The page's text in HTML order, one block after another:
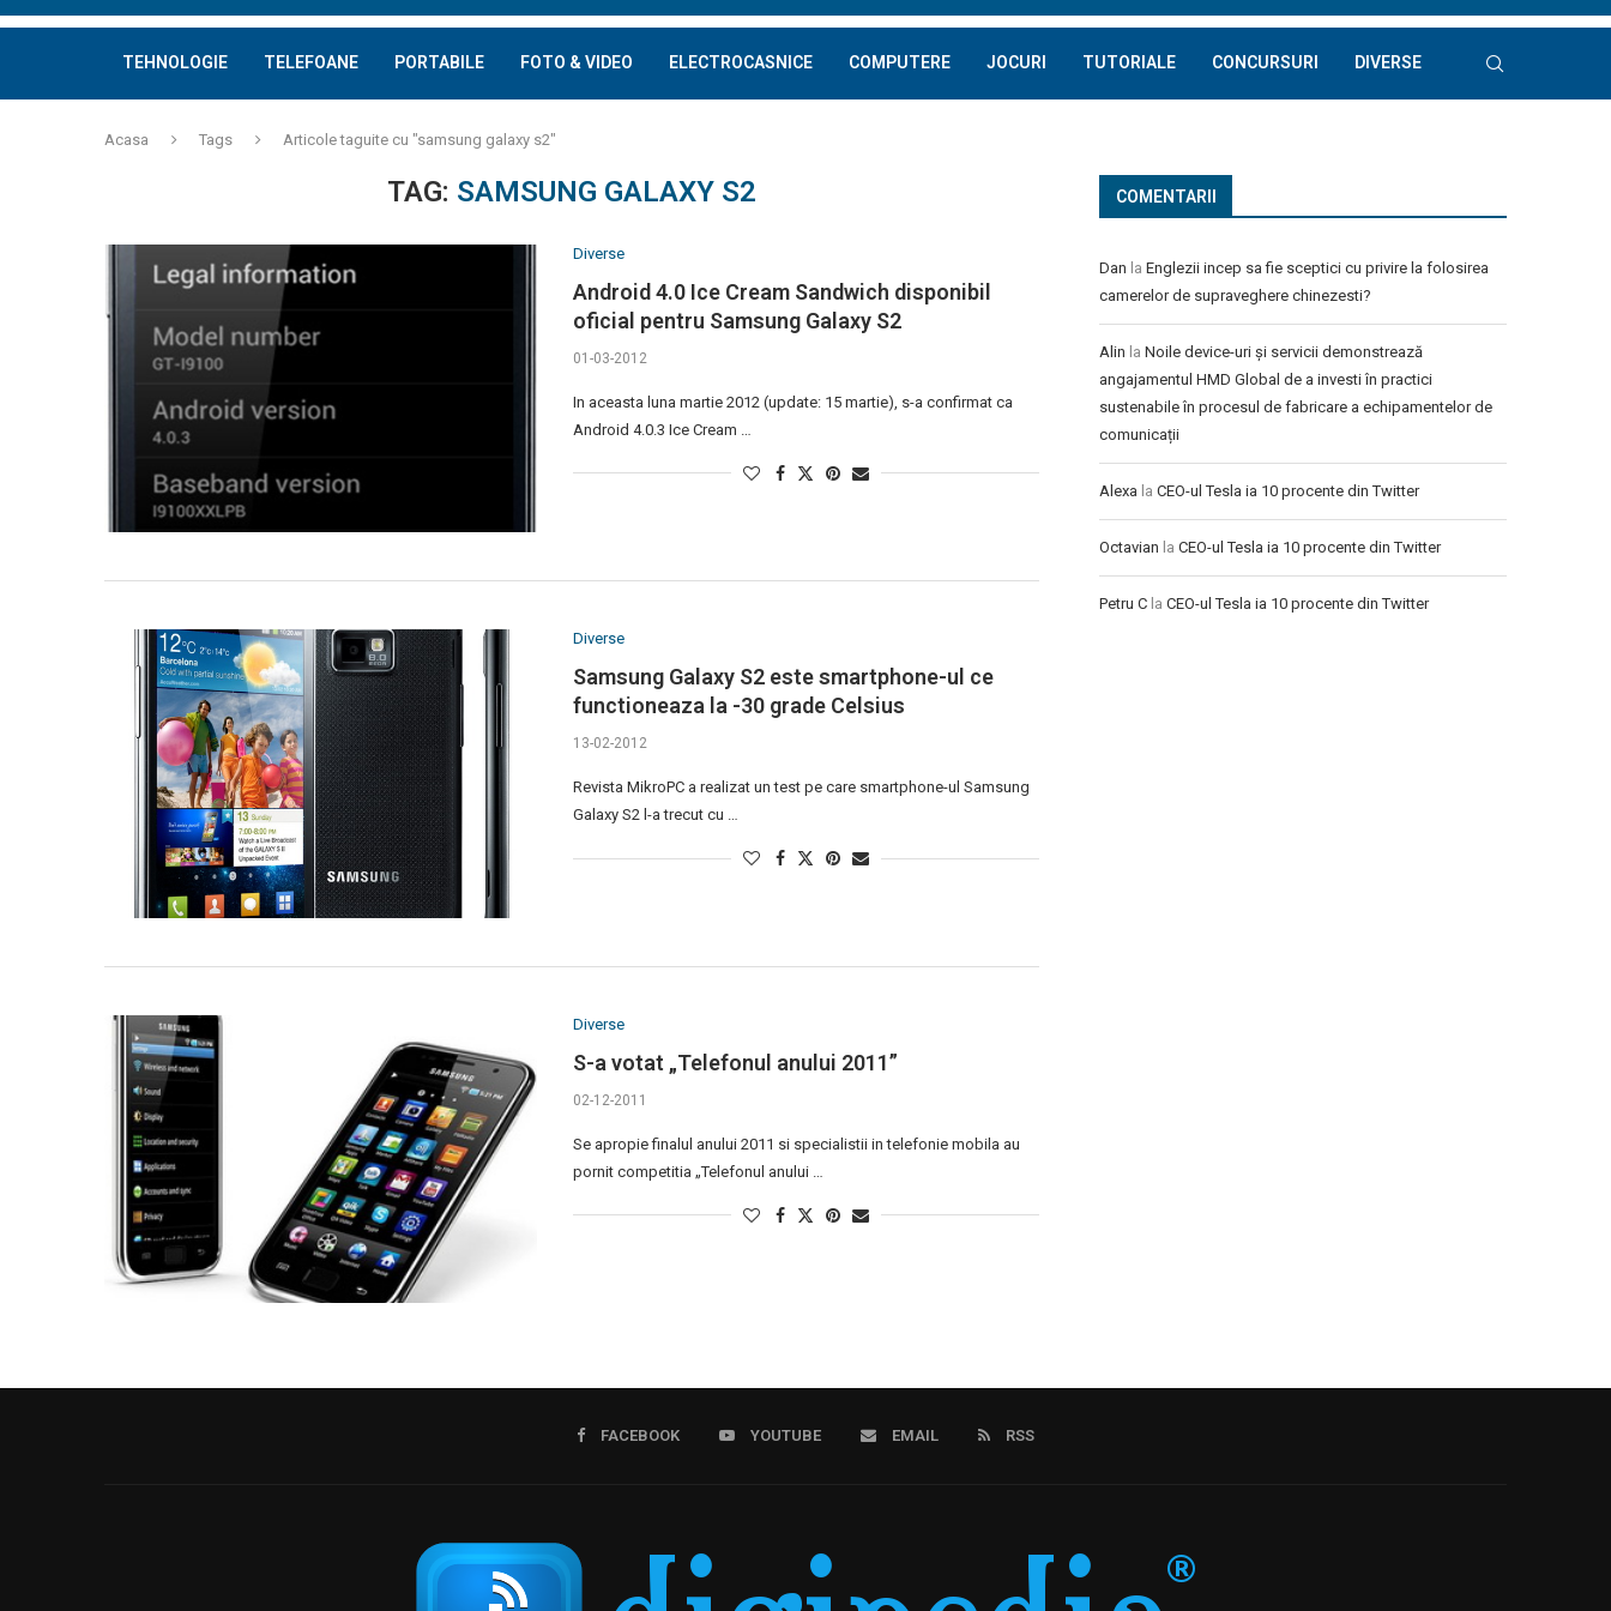
TEHNOLOGIE TELEFOANE PORTABILE FOTO & VIDEO ELECTROCASNICE COMPUTERE JOCURI TUTORIALE CONCURSURI DIVERSE
Acasa Tags Articole taguite cu "samsung galaxy s2"
TAG: SAMSUNG GALAXY S2
Diverse
Android 4.0 Ice Cream Sandwich disponibil
oficial pentru Samsung Galaxy S2
01-03-2012
In aceasta luna martie 2012 (update: 15 martie), s-a confirmat ca
Android 4.0.3 Ice Cream …
Diverse
Samsung Galaxy S2 este smartphone-ul ce
functioneaza la -30 grade Celsius
13-02-2012
Revista MikroPC a realizat un test pe care smartphone-ul Samsung
Galaxy S2 l-a trecut cu …
Diverse
S-a votat „Telefonul anului 2011”
02-12-2011
Se apropie finalul anului 2011 si specialistii in telefonie mobila au
pornit competitia „Telefonul anului …
COMENTARII
Dan la Englezii incep sa fie sceptici cu privire la folosirea
camerelor de supraveghere chinezesti?
Alin la Noile device-uri și servicii demonstrează
angajamentul HMD Global de a investi în practici
sustenabile în procesul de fabricare a echipamentelor de
comunicații
Alexa la CEO-ul Tesla ia 10 procente din Twitter
Octavian la CEO-ul Tesla ia 10 procente din Twitter
Petru C la CEO-ul Tesla ia 10 procente din Twitter
FACEBOOK YOUTUBE EMAIL RSS